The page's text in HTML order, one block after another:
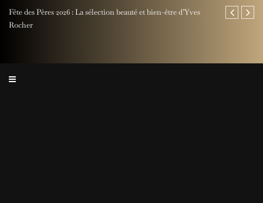
Fête des Pères 2026 : La sélection beauté et bien-être d’Yves
Rocher
Jaeger-